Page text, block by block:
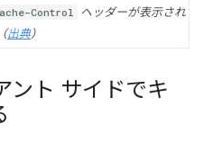
Control
ヘッダーが表示され
出典）
ント サイドでキ